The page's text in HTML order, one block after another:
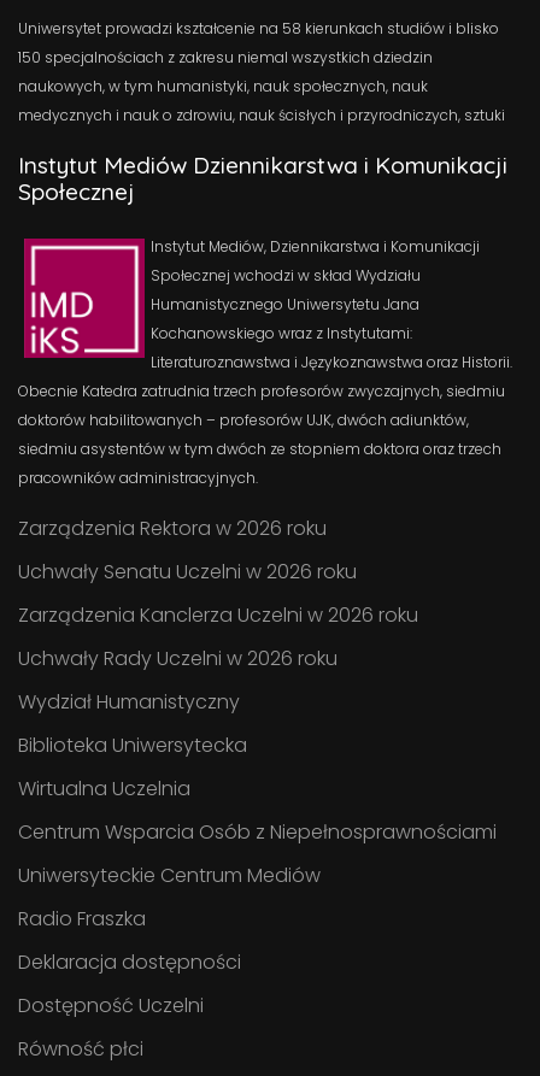
Uniwersytet prowadzi kształcenie na 58 kierunkach studiów i blisko
150 specjalnościach z zakresu niemal wszystkich dziedzin
naukowych, w tym humanistyki, nauk społecznych, nauk
medycznych i nauk o zdrowiu, nauk ścisłych i przyrodniczych, sztuki
Instytut Mediów Dziennikarstwa i Komunikacji
Społecznej
Instytut Mediów, Dziennikarstwa i Komunikacji
Społecznej wchodzi w skład Wydziału
Humanistycznego Uniwersytetu Jana
Kochanowskiego wraz z Instytutami:
Literaturoznawstwa i Językoznawstwa oraz Historii.
Obecnie Katedra zatrudnia trzech profesorów zwyczajnych, siedmiu
doktorów habilitowanych – profesorów UJK, dwóch adiunktów,
siedmiu asystentów w tym dwóch ze stopniem doktora oraz trzech
pracowników administracyjnych.
Zarządzenia Rektora w 2026 roku
Uchwały Senatu Uczelni w 2026 roku
Zarządzenia Kanclerza Uczelni w 2026 roku
Uchwały Rady Uczelni w 2026 roku
Wydział Humanistyczny
Biblioteka Uniwersytecka
Wirtualna Uczelnia
Centrum Wsparcia Osób z Niepełnosprawnościami
Uniwersyteckie Centrum Mediów
Radio Fraszka
Deklaracja dostępności
Dostępność Uczelni
Równość płci